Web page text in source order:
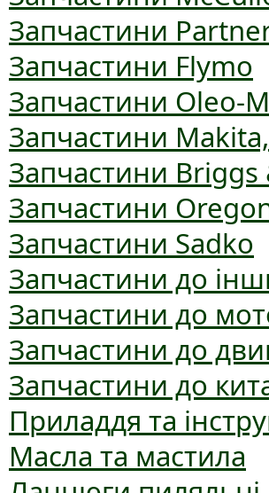
Запчастини
Запчастини Flymo
Запчастини Oleo-
Запчастини
Запчастини Briggs
Запчастини
Запчастини Sadko
Запчастини до
Запчастини до
Запчастини до
Запчастини до
Приладдя та
Масла та мастила